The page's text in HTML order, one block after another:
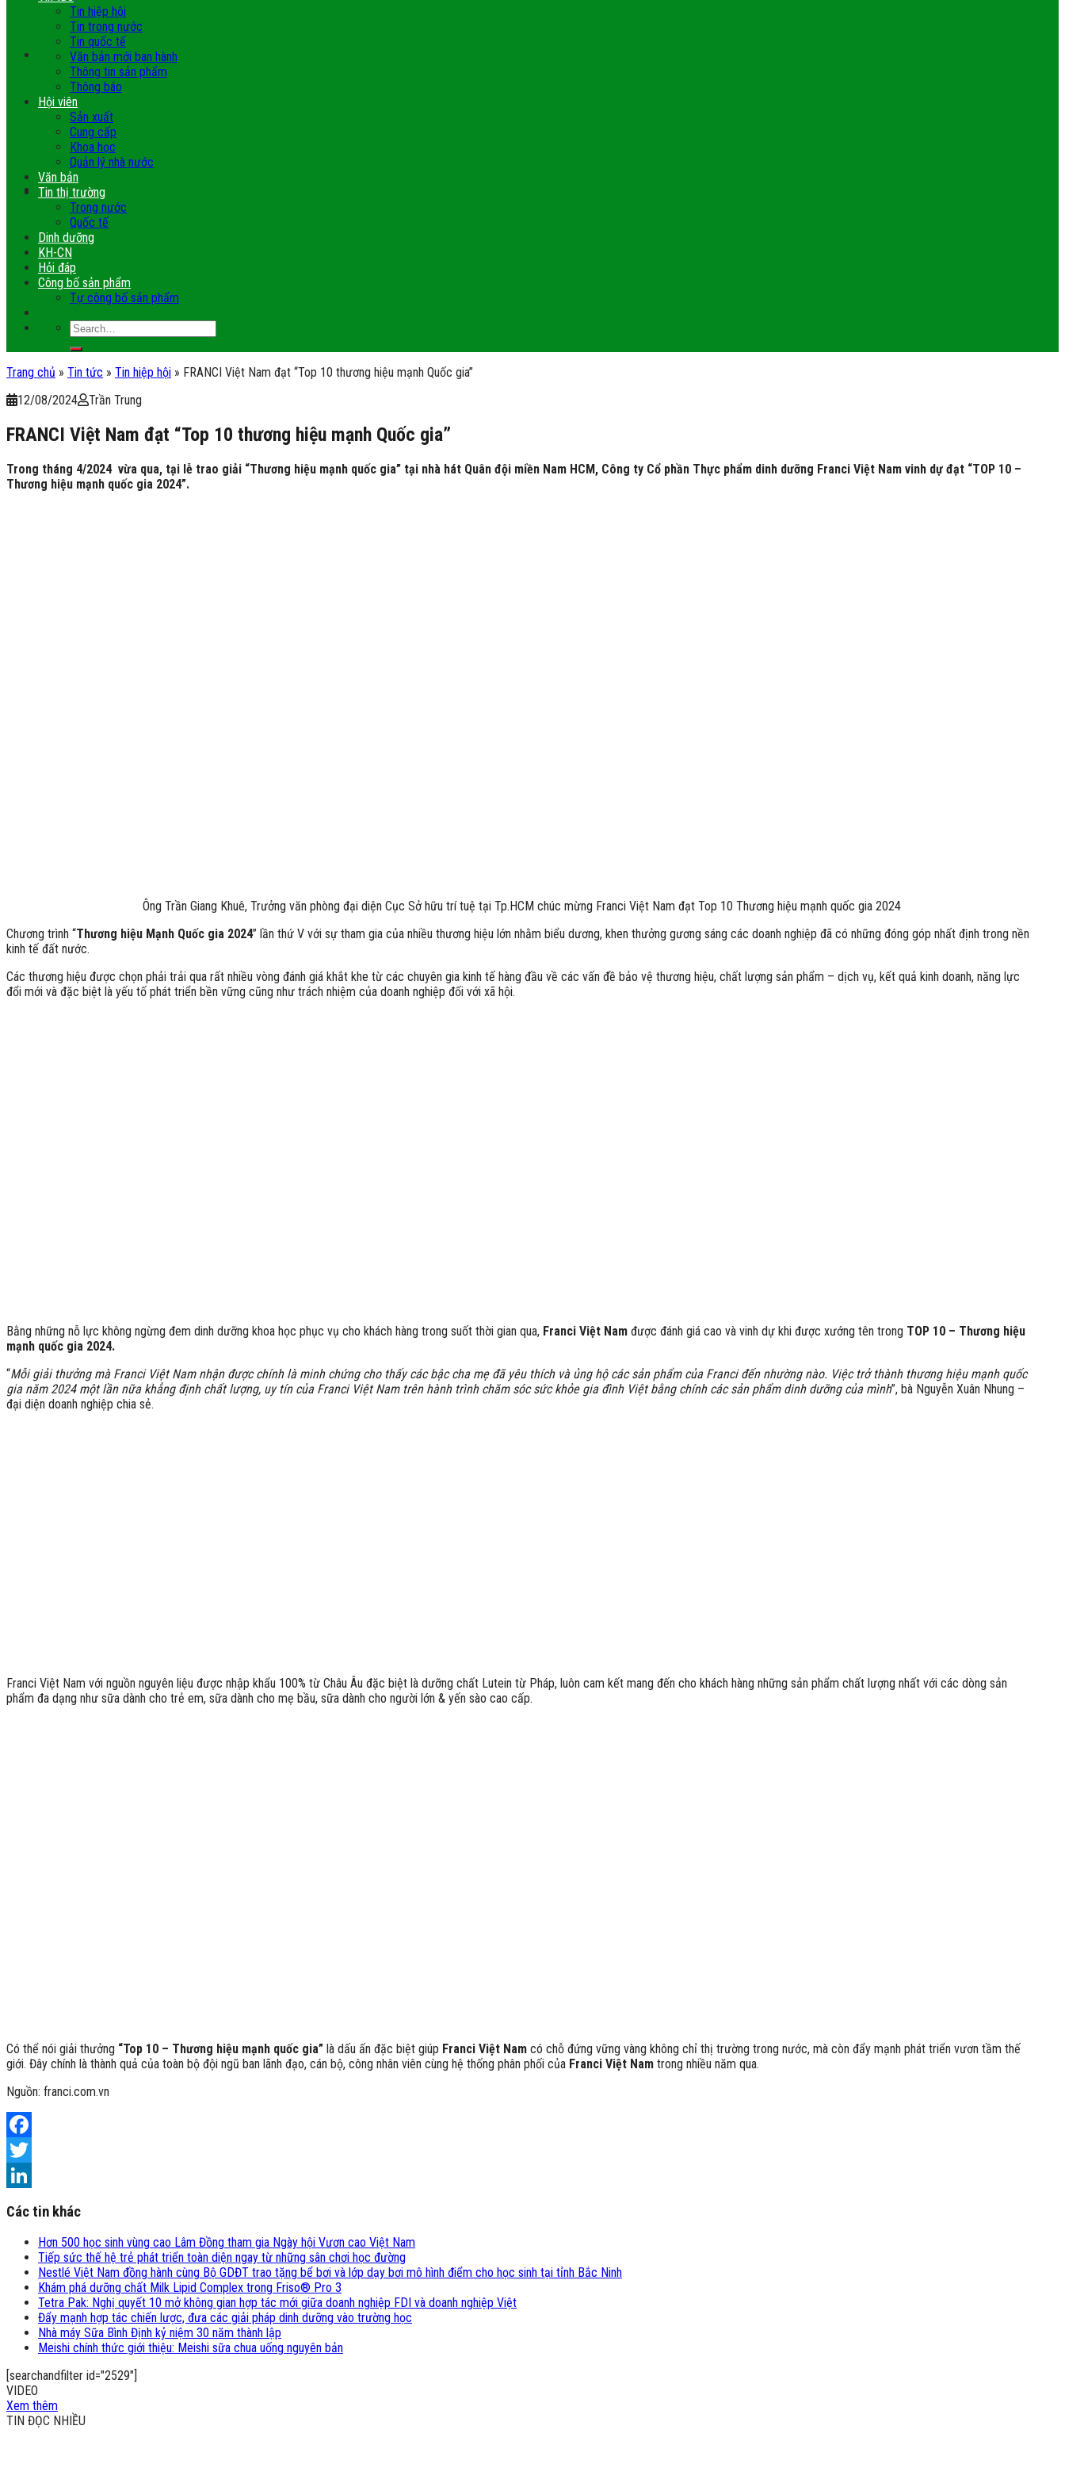
Tin hiệp hội
Tin trong nước
Tin quốc tế
Văn bản mới ban hành
Thông tin sản phẩm
Thông báo
Hội viên
Sản xuất
Cung cấp
Khoa học
Quản lý nhà nước
Văn bản
Tin thị trường
Trong nước
Quốc tế
Dinh dưỡng
KH-CN
Hỏi đáp
Công bố sản phẩm
Tự công bố sản phẩm
Trang chủ » Tin tức » Tin hiệp hội » FRANCI Việt Nam đạt “Top 10 thương hiệu mạnh Quốc gia”
12/08/2024
Trần Trung
FRANCI Việt Nam đạt “Top 10 thương hiệu mạnh Quốc gia”
Trong tháng 4/2024 vừa qua, tại lễ trao giải “Thương hiệu mạnh quốc gia” tại nhà hát Quân đội miền Nam HCM, Công ty Cổ phần Thực phẩm dinh dưỡng Franci Việt Nam vinh dự đạt “TOP 10 –
Thương hiệu mạnh quốc gia 2024”.
Ông Trần Giang Khuê, Trưởng văn phòng đại diện Cục Sở hữu trí tuệ tại Tp.HCM chúc mừng Franci Việt Nam đạt Top 10 Thương hiệu mạnh quốc gia 2024
Chương trình “Thương hiệu Mạnh Quốc gia 2024” lần thứ V với sự tham gia của nhiều thương hiệu lớn nhằm biểu dương, khen thưởng gương sáng các doanh nghiệp đã có những đóng góp nhất định trong nền
kinh tế đất nước.
Các thương hiệu được chọn phải trải qua rất nhiều vòng đánh giá khắt khe từ các chuyên gia kinh tế hàng đầu về các vấn đề bảo vệ thương hiệu, chất lượng sản phẩm – dịch vụ, kết quả kinh doanh, năng lực
đổi mới và đặc biệt là yếu tố phát triển bền vững cũng như trách nhiệm của doanh nghiệp đối với xã hội.
Bằng những nỗ lực không ngừng đem dinh dưỡng khoa học phục vụ cho khách hàng trong suốt thời gian qua, Franci Việt Nam được đánh giá cao và vinh dự khi được xướng tên trong TOP 10 – Thương hiệu
mạnh quốc gia 2024.
“Mỗi giải thưởng mà Franci Việt Nam nhận được chính là minh chứng cho thấy các bậc cha mẹ đã yêu thích và ủng hộ các sản phẩm của Franci đến nhường nào. Việc trở thành thương hiệu mạnh quốc
gia năm 2024 một lần nữa khẳng định chất lượng, uy tín của Franci Việt Nam trên hành trình chăm sóc sức khỏe gia đình Việt bằng chính các sản phẩm dinh dưỡng của mình”, bà Nguyễn Xuân Nhung –
đại diện doanh nghiệp chia sẻ.
Franci Việt Nam với nguồn nguyên liệu được nhập khẩu 100% từ Châu Âu đặc biệt là dưỡng chất Lutein từ Pháp, luôn cam kết mang đến cho khách hàng những sản phẩm chất lượng nhất với các dòng sản
phẩm đa dạng như sữa dành cho trẻ em, sữa dành cho mẹ bầu, sữa dành cho người lớn & yến sào cao cấp.
Có thể nói giải thưởng “Top 10 – Thương hiệu mạnh quốc gia” là dấu ấn đặc biệt giúp Franci Việt Nam có chỗ đứng vững vàng không chỉ thị trường trong nước, mà còn đẩy mạnh phát triển vươn tầm thế
giới. Đây chính là thành quả của toàn bộ đội ngũ ban lãnh đạo, cán bộ, công nhân viên cùng hệ thống phân phối của Franci Việt Nam trong nhiều năm qua.
Nguồn: franci.com.vn
Facebook
Twitter
Các tin khác
Hơn 500 học sinh vùng cao Lâm Đồng tham gia Ngày hội Vươn cao Việt Nam
Tiếp sức thế hệ trẻ phát triển toàn diện ngay từ những sân chơi học đường
Nestlé Việt Nam đồng hành cùng Bộ GDĐT trao tặng bể bơi và lớp dạy bơi mô hình điểm cho học sinh tại tỉnh Bắc Ninh
Khám phá dưỡng chất Milk Lipid Complex trong Friso® Pro 3
Tetra Pak: Nghị quyết 10 mở không gian hợp tác mới giữa doanh nghiệp FDI và doanh nghiệp Việt
Đẩy mạnh hợp tác chiến lược, đưa các giải pháp dinh dưỡng vào trường học
Nhà máy Sữa Bình Định kỷ niệm 30 năm thành lập
Meishi chính thức giới thiệu: Meishi sữa chua uống nguyên bản
[searchandfilter id="2529"]
VIDEO
Xem thêm
TIN ĐỌC NHIỀU